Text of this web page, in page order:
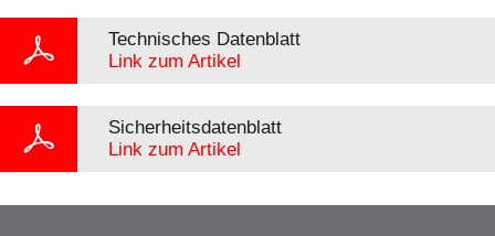
Technisches Datenblatt
Link zum Artikel
Sicherheitsdatenblatt
Link zum Artikel